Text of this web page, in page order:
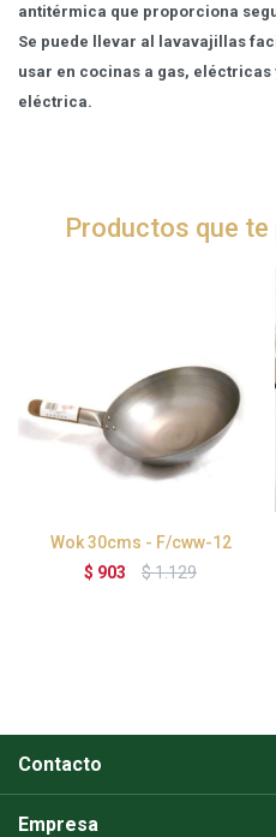
antitérmica que proporciona
Se puede llevar al lavavajillas
usar en cocinas a gas,
eléctrica.
Productos que
Wok 30cms - F/cww-12
$ 903 $1.129
Contacto
Empresa